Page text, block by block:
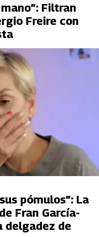
Filtran
Freire con
pómulos”: La
Fran García-
delgadez de